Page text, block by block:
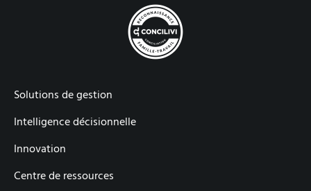
Solutions de gestion
Intelligence décisionnelle
Innovation
Centre de ressources